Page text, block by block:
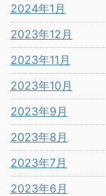
2024年1月
2023年12月
2023年11月
2023年10月
2023年9月
2023年8月
2023年7月
2023年6月